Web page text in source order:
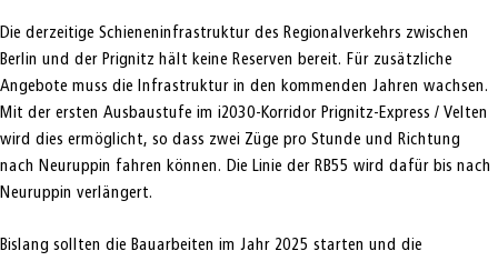
Die derzeitige Schieneninfrastruktur des Regionalverkehrs zwischen
Berlin und der Prignitz hält keine Reserven bereit. Für zusätzliche
Angebote muss die Infrastruktur in den kommenden Jahren wachsen.
Mit der ersten Ausbaustufe im i2030-Korridor Prignitz-Express / Velten
wird dies ermöglicht, so dass zwei Züge pro Stunde und Richtung
nach Neuruppin fahren können. Die Linie der RB55 wird dafür bis nach
Neuruppin verlängert.
Bislang sollten die Bauarbeiten im Jahr 2025 starten und die